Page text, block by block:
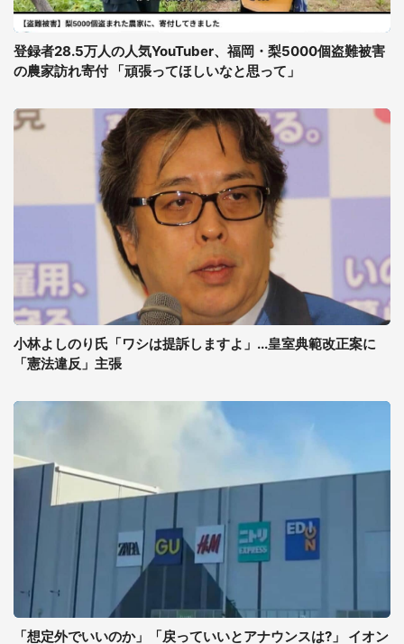
登録者28.5万人の人気YouTuber、福岡・梨5000個盗難被害
の農家訪れ寄付 「頑張ってほしいなと思って」
小林よしのり氏「ワシは提訴しますよ」...皇室典範改正案に
「憲法違反」主張
「想定外でいいのか」「戻っていいとアナウンスは?」 イオン